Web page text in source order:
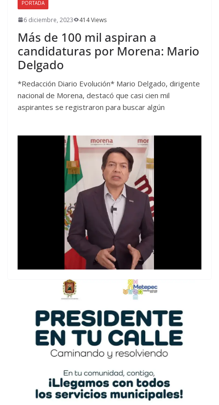
PORTADA
6 diciembre, 2023 414 Views
Más de 100 mil aspiran a
candidaturas por Morena: Mario
Delgado
*Redacción Diario Evolución* Mario Delgado, dirigente
nacional de Morena, destacó que casi cien mil
aspirantes se registraron para buscar algún